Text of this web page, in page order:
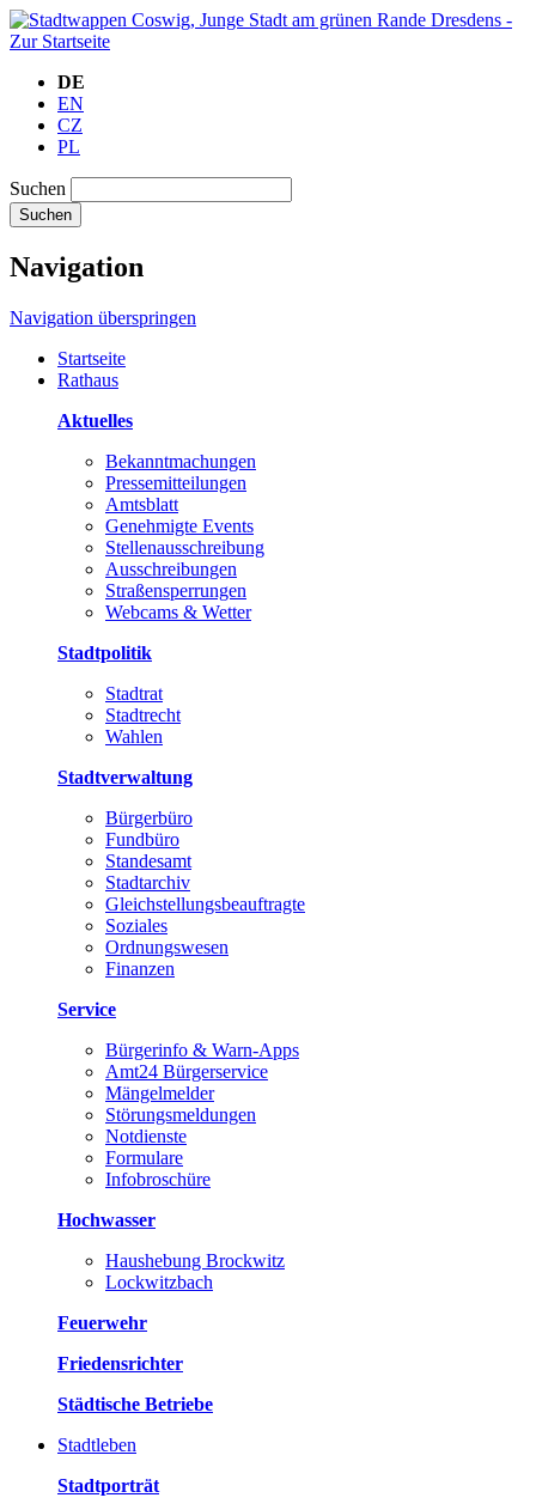
DE
EN
CZ
PL
Suchen
Suchen
Navigation
Navigation überspringen
Startseite
Rathaus
Aktuelles
Bekanntmachungen
Pressemitteilungen
Amtsblatt
Genehmigte Events
Stellenausschreibung
Ausschreibungen
Straßensperrungen
Webcams & Wetter
Stadtpolitik
Stadtrat
Stadtrecht
Wahlen
Stadtverwaltung
Bürgerbüro
Fundbüro
Standesamt
Stadtarchiv
Gleichstellungsbeauftragte
Soziales
Ordnungswesen
Finanzen
Service
Bürgerinfo & Warn-Apps
Amt24 Bürgerservice
Mängelmelder
Störungsmeldungen
Notdienste
Formulare
Infobroschüre
Hochwasser
Haushebung Brockwitz
Lockwitzbach
Feuerwehr
Friedensrichter
Städtische Betriebe
Stadtleben
Stadtporträt